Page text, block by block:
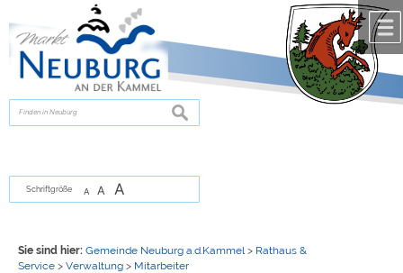
zur Navigationoder
springen.
suchen
Schriftgröße A A A
Sie sind hier: Gemeinde Neuburg a.d.Kammel > Rathaus &
Service> Verwaltung> Mitarbeiter